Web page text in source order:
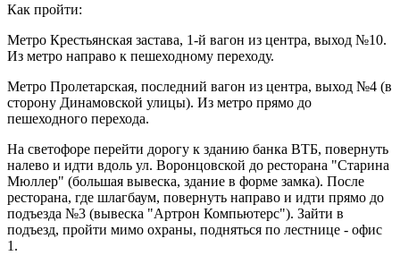
Как пройти:
Метро Крестьянская застава, 1-й вагон из центра, выход №10.
Из метро направо к пешеходному переходу.
Метро Пролетарская, последний вагон из центра, выход №4 (в
сторону Динамовской улицы). Из метро прямо до
пешеходного перехода.
На светофоре перейти дорогу к зданию банка ВТБ, повернуть
налево и идти вдоль ул. Воронцовской до ресторана "Старина
Мюллер" (большая вывеска, здание в форме замка). После
ресторана, где шлагбаум, повернуть направо и идти прямо до
подъезда №3 (вывеска "Артрон Компьютерс"). Зайти в
подъезд, пройти мимо охраны, подняться по лестнице - офис
1.